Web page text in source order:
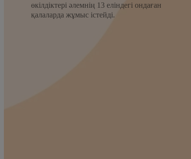
өкілдіктері әлемнің 13 еліндегі ондаған
қалаларда жұмыс істейді.